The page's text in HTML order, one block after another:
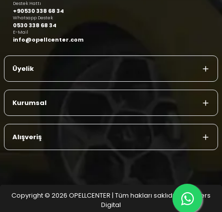
Destek Hattı
+90530 338 68 34
Whatsapp Destek
0530 338 68 34
E-Mail
info@opellcenter.com
Üyelik
Kurumsal
Alışveriş
Copyright © 2026 OPELLCENTER | Tüm hakları saklıdır.
| Reliefers
Digital